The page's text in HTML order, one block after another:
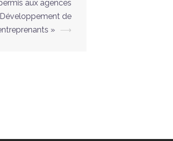
aux agences
de
» ⟶